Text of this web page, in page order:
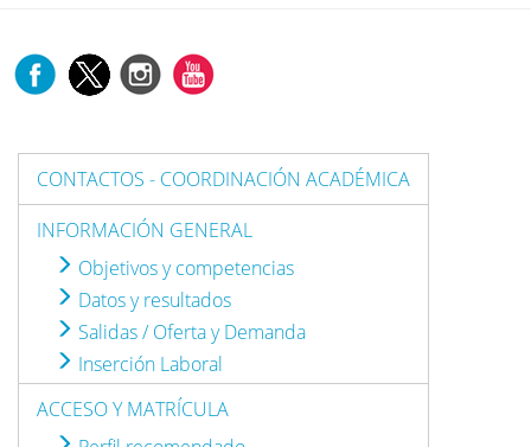
CONTACTOS - COORDINACIÓN ACADÉMICA
INFORMACIÓN GENERAL
Objetivos y competencias
Datos y resultados
Salidas / Oferta y Demanda
Inserción Laboral
ACCESO Y MATRÍCULA